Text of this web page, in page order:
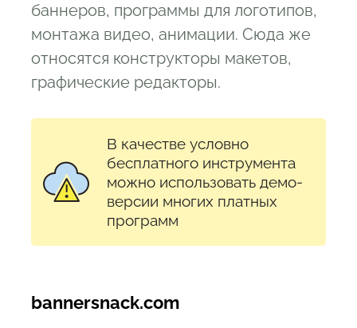
баннеров, программы для логотипов,
монтажа видео, анимации. Сюда же
относятся конструкторы макетов,
графические редакторы.
В качестве условно
бесплатного инструмента
можно использовать демо-
версии многих платных
программ
bannersnack.com